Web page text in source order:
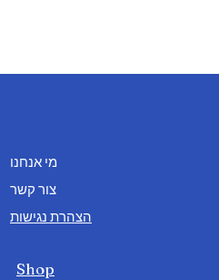
מי אנחנו
צור קשר
הצהרת נגישות
Shop